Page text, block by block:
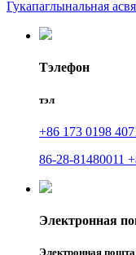
Гукапаглынальная
Тэлефон
тэл
+86 173 0198
86-28-81480011
Электронная
Электронная пошта